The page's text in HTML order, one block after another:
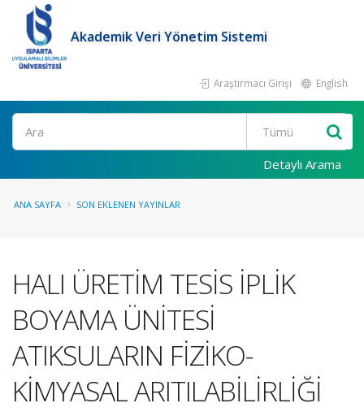
Akademik Veri Yönetim Sistemi
Araştırmacı Girişi English
Ara
Detaylı Arama
ANA SAYFA SON EKLENEN YAYINLAR
HALI ÜRETİM TESİS İPLİK
BOYAMA ÜNİTESİ
ATIKSULARIN FİZİKO-
KİMYASAL ARITILABİLİRLİĞİ